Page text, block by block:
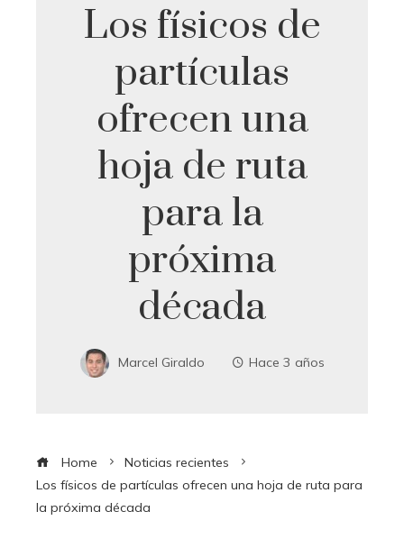
Los físicos de
partículas
ofrecen una
hoja de ruta
para la
próxima
década
Marcel Giraldo Hace 3 años
Home
Noticias recientes
Los físicos de partículas ofrecen una hoja de ruta para
la próxima década